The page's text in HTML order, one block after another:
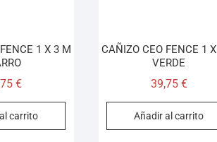
1 X 3 M
€
carrito
CAÑIZO CEO FENCE 1
VERDE
39,75 €
Añadir al carrito